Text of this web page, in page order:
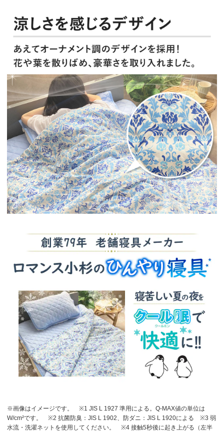
※画像はイメージです。
※1 JIS L 1927 準用による。Q-MAX値の単位は
W/cm²です。
※2 抗菌防臭：JIS L 1902、防ダニ：JIS L 1920による
※3 弱
水流・洗濯ネットを使用してください。
※4 接触5秒後に起き上がる（左半